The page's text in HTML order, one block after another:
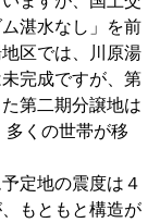
湛水なし」を前
区では、川原湯
完成ですが、第
第二期分譲地は
くの世帯が移
定地の震度は４
もともと構造が